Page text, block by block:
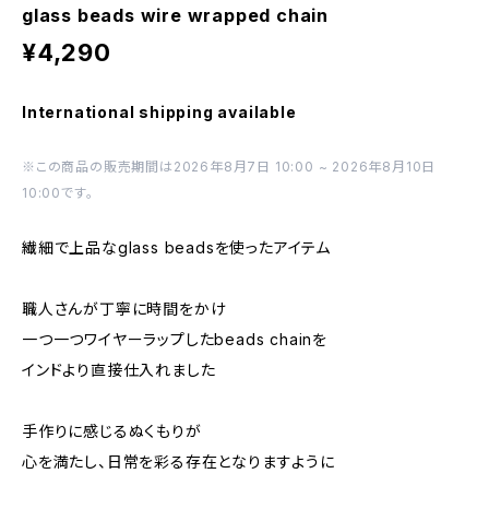
glass beads wire wrapped chain
¥4,290
International shipping available
※この商品の販売期間は2026年8月7日 10:00 ~ 2026年8月10日
10:00です。
繊細で上品なglass beadsを使ったアイテム
職人さんが丁寧に時間をかけ
一つ一つワイヤーラップしたbeads chainを
インドより直接仕入れました
手作りに感じるぬくもりが
心を満たし、日常を彩る存在となりますように